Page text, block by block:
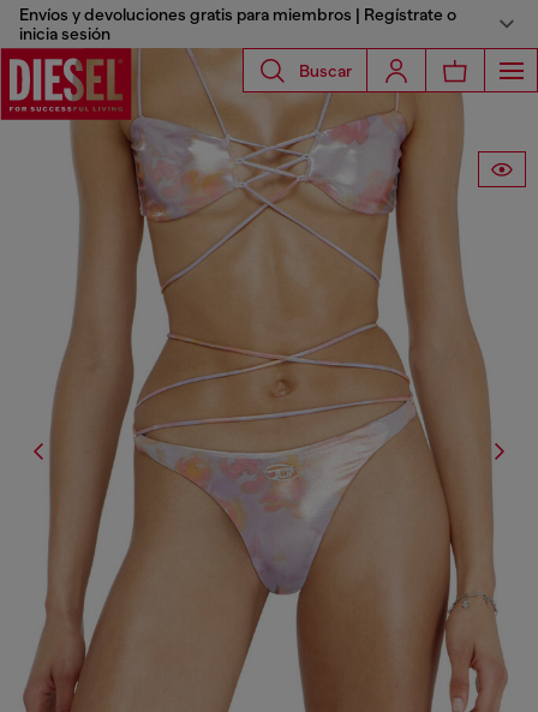
Envíos y devoluciones gratis para miembros | Regístrate o
inicia sesión
Buscar